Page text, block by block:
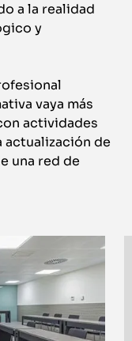
a la realidad
y
vaya más
actividades
actualización de
una red de